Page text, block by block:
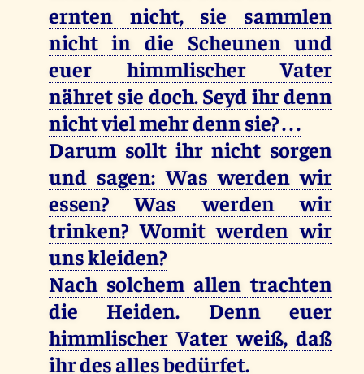
ernten nicht, sie sammlen
nicht in die Scheunen und
euer himmlischer Vater
nähret sie doch. Seyd ihr denn
nicht viel mehr denn sie? . . .
Darum sollt ihr nicht sorgen
und sagen: Was werden wir
essen? Was werden wir
trinken? Womit werden wir
uns kleiden?
Nach solchem allen trachten
die Heiden. Denn euer
himmlischer Vater weiß, daß
ihr des alles bedürfet.